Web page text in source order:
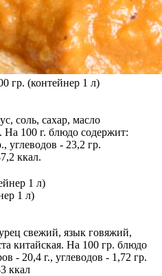
гр. (контейнер 1 л)
соль, сахар, масло
На 100 г. блюдо содержит:
углеводов - 23,2 гр.
ккал.
1 л)
свежий, язык говяжий,
китайская. На 100 гр. блюдо
- 20,4 г., углеводов - 1,72 гр.
ккал